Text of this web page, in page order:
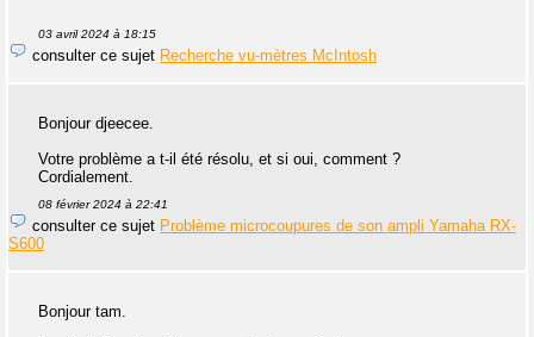
03 avril 2024 à 18:15
consulter ce sujet Recherche vu-mètres McIntosh
Bonjour djeecee.
Votre problème a t-il été résolu, et si oui, comment ?
Cordialement.
08 février 2024 à 22:41
consulter ce sujet Problème microcoupures de son ampli Yamaha RX-
S600
Bonjour tam.